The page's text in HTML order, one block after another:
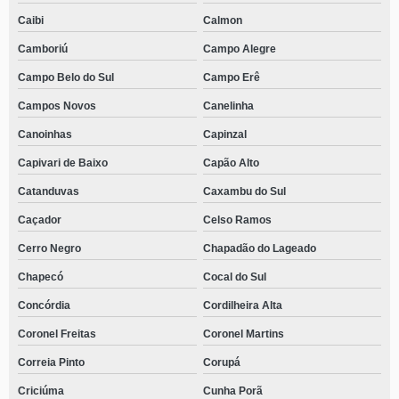
clínica para tratamento de alcoólatras Paulo Lopes
clínica para recuperação de alcoólatras Centro
clínica para alcoólatra com atendimento médico telefone Campeche Leste
clínica de internação para alcoólatras telefone Centro
clínica para alcoólatra com psicoterapia individual Gethal
clínica para alcoólatra com psicoterapia individual Araucária
clínica de internação para alcoólatras Braço do Trombudo
clínica para alcoólatra com psicoterapia individual telefone Morrinhos
telefone de clínica de reabilitação alcoólatra Saltinho
clínica de reabilitação para dependentes químicos e alcoólatras Jaraguá 84
Caibi Calmon
Camboriú Campo Alegre
Campo Belo do Sul Campo Erê
Campos Novos Canelinha
Canoinhas Capinzal
Capivari de Baixo Capão Alto
Catanduvas Caxambu do Sul
Caçador Celso Ramos
Cerro Negro Chapadão do Lageado
Chapecó Cocal do Sul
Concórdia Cordilheira Alta
Coronel Freitas Coronel Martins
Correia Pinto Corupá
Criciúma Cunha Porã